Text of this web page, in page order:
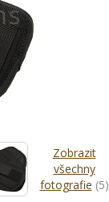
Zobrazit
všechny
fotografie (5)